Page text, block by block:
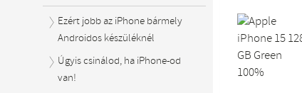
Ezért jobb az iPhone bármely
Androidos készüléknél
Úgyis csinálod, ha iPhone-od
van!